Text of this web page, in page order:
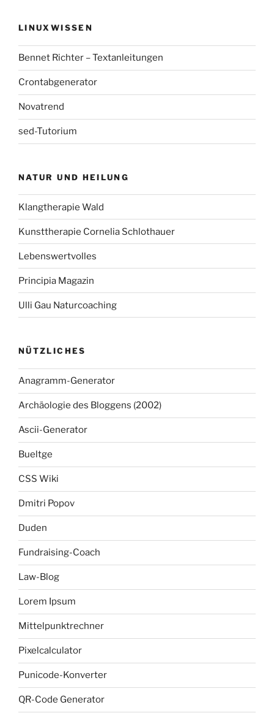
LINUXWISSEN
Bennet Richter – Textanleitungen
Crontabgenerator
Novatrend
sed-Tutorium
NATUR UND HEILUNG
Klangtherapie Wald
Kunsttherapie Cornelia Schlothauer
Lebenswertvolles
Principia Magazin
Ulli Gau Naturcoaching
NÜTZLICHES
Anagramm-Generator
Archäologie des Bloggens (2002)
Ascii-Generator
Bueltge
CSS Wiki
Dmitri Popov
Duden
Fundraising-Coach
Law-Blog
Lorem Ipsum
Mittelpunktrechner
Pixelcalculator
Punicode-Konverter
QR-Code Generator